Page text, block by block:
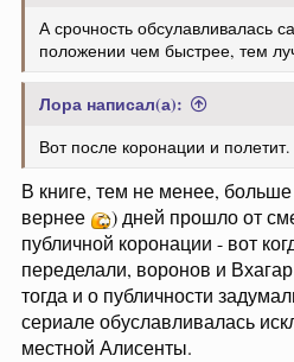
А срочность обсулавливалась
положении чем быстрее, тем
Лора написал(а):
Вот после коронации и полетит.
В книге, тем не менее, больше
вернее
) дней прошло от
публичной коронации - вот
переделали, воронов и
тогда и о публичности
сериале обуславливалась
местной Алисенты.